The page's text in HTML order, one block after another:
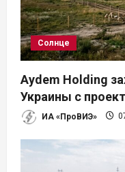
з
а
п
и
с
я
Солнце
Aydem Holding
Украины с
ИА «ПроВИЭ»